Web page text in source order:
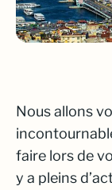
Nous allons
faire lors de
y a pleins